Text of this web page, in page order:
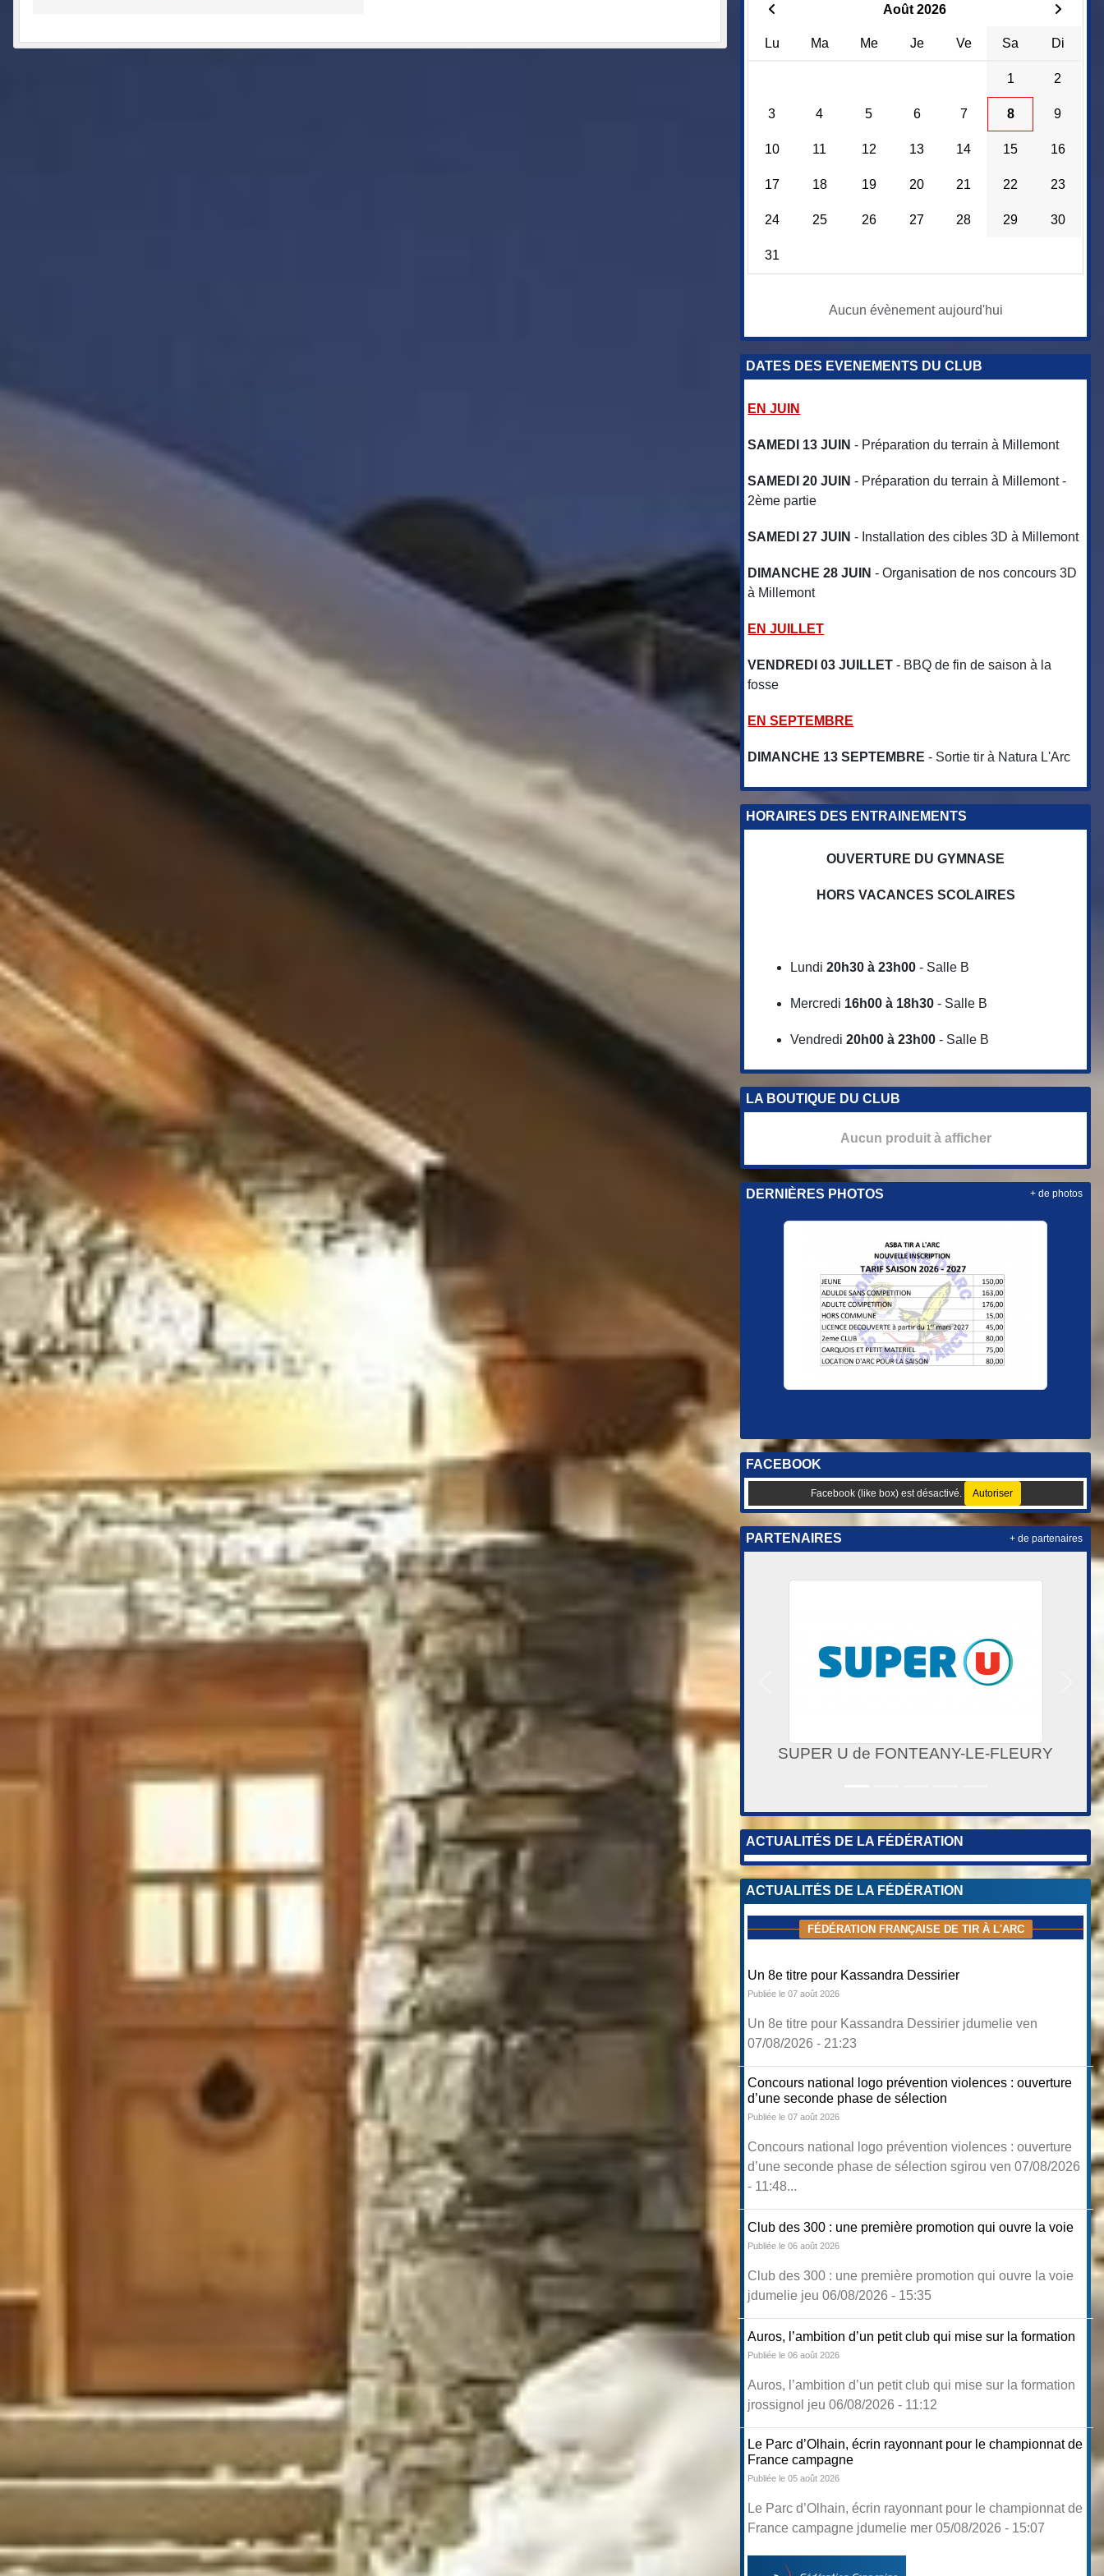
Août 2026
Lu Ma Me Je Ve Sa Di
1 2
3 4 5 6 7 8 9
10 11 12 13 14 15 16
17 18 19 20 21 22 23
24 25 26 27 28 29 30
31
Aucun évènement aujourd'hui
DATES DES EVENEMENTS DU CLUB
EN JUIN
SAMEDI 13 JUIN - Préparation du terrain à Millemont
SAMEDI 20 JUIN - Préparation du terrain à Millemont -
2ème partie
SAMEDI 27 JUIN - Installation des cibles 3D à Millemont
DIMANCHE 28 JUIN - Organisation de nos concours 3D
à Millemont
EN JUILLET
VENDREDI 03 JUILLET - BBQ de fin de saison à la
fosse
EN SEPTEMBRE
DIMANCHE 13 SEPTEMBRE - Sortie tir à Natura L'Arc
HORAIRES DES ENTRAINEMENTS
OUVERTURE DU GYMNASE
HORS VACANCES SCOLAIRES
Lundi20h30 à 23h00 - Salle B
Mercredi 16h00 à 18h30 - Salle B
Vendredi20h00 à 23h00 - Salle B
LA BOUTIQUE DU CLUB
Aucun produit à afficher
DERNIÈRES PHOTOS + de photos
FACEBOOK
Facebook (like box) est désactivé. Autoriser
PARTENAIRES
ACTILIA MULTIMEDIA
+ de partenaires
ACTUALITÉS DE LA FÉDÉRATION
ACTUALITÉS DE LA FÉDÉRATION
FÉDÉRATION FRANÇAISE DE TIR À L'ARC
Un 8e titre pour Kassandra Dessirier
Publiée le 07 août 2026
Un 8e titre pour Kassandra Dessirier jdumelie ven
07/08/2026 - 21:23
Concours national logo prévention violences : ouverture
d’une seconde phase de sélection
Publiée le 07 août 2026
Concours national logo prévention violences : ouverture
d’une seconde phase de sélection sgirou ven 07/08/2026
- 11:48...
Club des 300 : une première promotion qui ouvre la voie
Publiée le 06 août 2026
Club des 300 : une première promotion qui ouvre la voie
jdumelie jeu 06/08/2026 - 15:35
Auros, l’ambition d’un petit club qui mise sur la formation
Publiée le 06 août 2026
Auros, l’ambition d’un petit club qui mise sur la formation
jrossignol jeu 06/08/2026 - 11:12
Le Parc d’Olhain, écrin rayonnant pour le championnat de
France campagne
Publiée le 05 août 2026
Le Parc d’Olhain, écrin rayonnant pour le championnat de
France campagne jdumelie mer 05/08/2026 - 15:07